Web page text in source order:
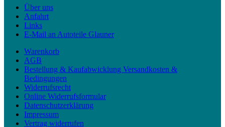
Über uns
Anfahrt
Links
E-Mail an Autoteile Glauner
Warenkorb
AGB
Bestellung & Kaufabwicklung Versandkosten &
Bedingungen
Widerrufsrecht
Online Widerrufsformular
Datenschutzerklärung
Impressum
Vertrag widerrufen